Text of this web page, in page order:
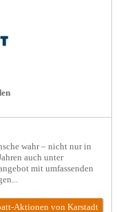
wahr – nicht nur in
auch unter
mit umfassenden
Aktionenvon Karstadt